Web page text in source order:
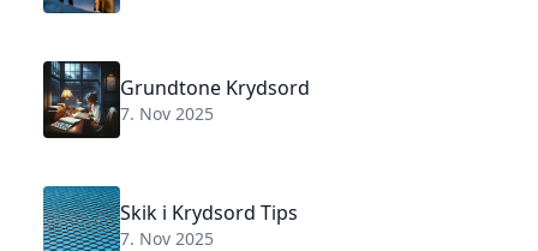
Grundtone Krydsord
7. Nov 2025
Skik i Krydsord Tips
7. Nov 2025